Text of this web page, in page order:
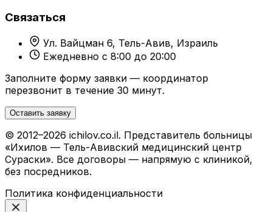
Связаться
Ул. Вайцман 6, Тель-Авив, Израиль
Ежедневно с 8:00 до 20:00
Заполните форму заявки — координатор
перезвонит в течение 30 минут.
Оставить заявку
© 2012–2026 ichilov.co.il. Представитель больницы
«Ихилов — Тель-Авивский медицинский центр
Сураски». Все договоры — напрямую с клиникой,
без посредников.
Политика конфиденциальности